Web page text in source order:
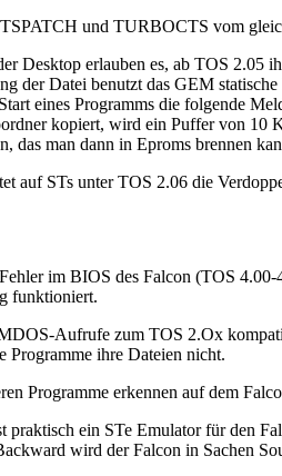
und TURBOCTS vom
Desktop erlauben es, ab TOS
der Datei benutzt das GEM
eines Programms die folgende
kopiert, wird ein Puffer von
das man dann in Eproms brennen
auf STs unter TOS 2.06 die
im BIOS des Falcon (TOS
funktioniert.
Aufrufe zum TOS 2.Ox
Programme ihre Dateien nicht.
Programme erkennen auf dem
ein STe Emulator für den
wird der Falcon in Sachen